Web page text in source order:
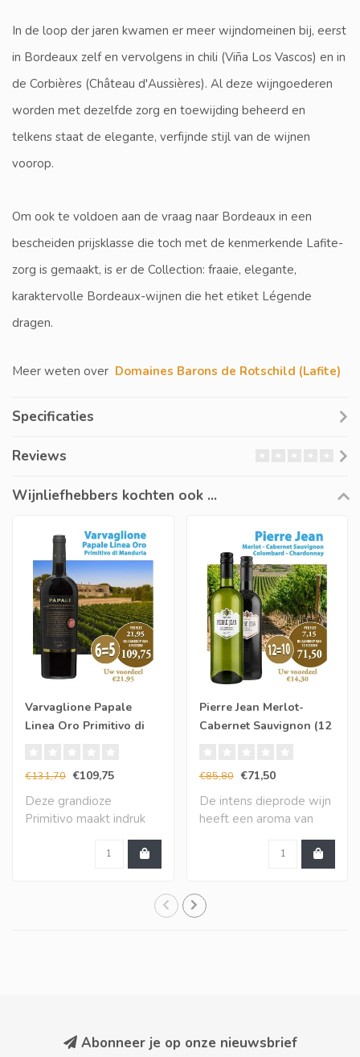
In de loop der jaren kwamen er meer wijndomeinen bij, eerst
in Bordeaux zelf en vervolgens in chili (Viña Los Vascos) en in
de Corbières (Château d'Aussières). Al deze wijngoederen
worden met dezelfde zorg en toewijding beheerd en
telkens staat de elegante, verfijnde stijl van de wijnen
voorop.
Om ook te voldoen aan de vraag naar Bordeaux in een
bescheiden prijsklasse die toch met de kenmerkende Lafite-
zorg is gemaakt, is er de Collection: fraaie, elegante,
karaktervolle Bordeaux-wijnen die het etiket Légende
dragen.
Meer weten over Domaines Barons de Rotschild (Lafite)
Specificaties
Reviews
Wijnliefhebbers kochten ook ...
Varvaglione Papale
Linea Oro Primitivo di
€131,70 €109,75
Deze grandioze
Primitivo maakt indruk
met een vol en zeer in..
Pierre Jean Merlot-
Cabernet Sauvignon (12
€85,80 €71,50
De intens dieprode wijn
heeft een aroma van
Abonneer je op onze nieuwsbrief